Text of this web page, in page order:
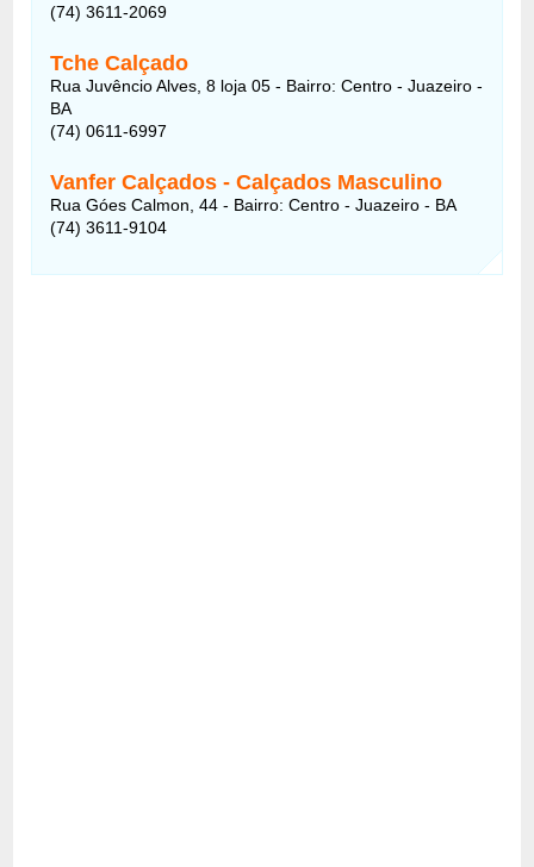
(74) 3611-2069
Tche Calçado
Rua Juvêncio Alves, 8 loja 05 - Bairro: Centro - Juazeiro -
BA
(74) 0611-6997
Vanfer Calçados - Calçados Masculino
Rua Góes Calmon, 44 - Bairro: Centro - Juazeiro - BA
(74) 3611-9104